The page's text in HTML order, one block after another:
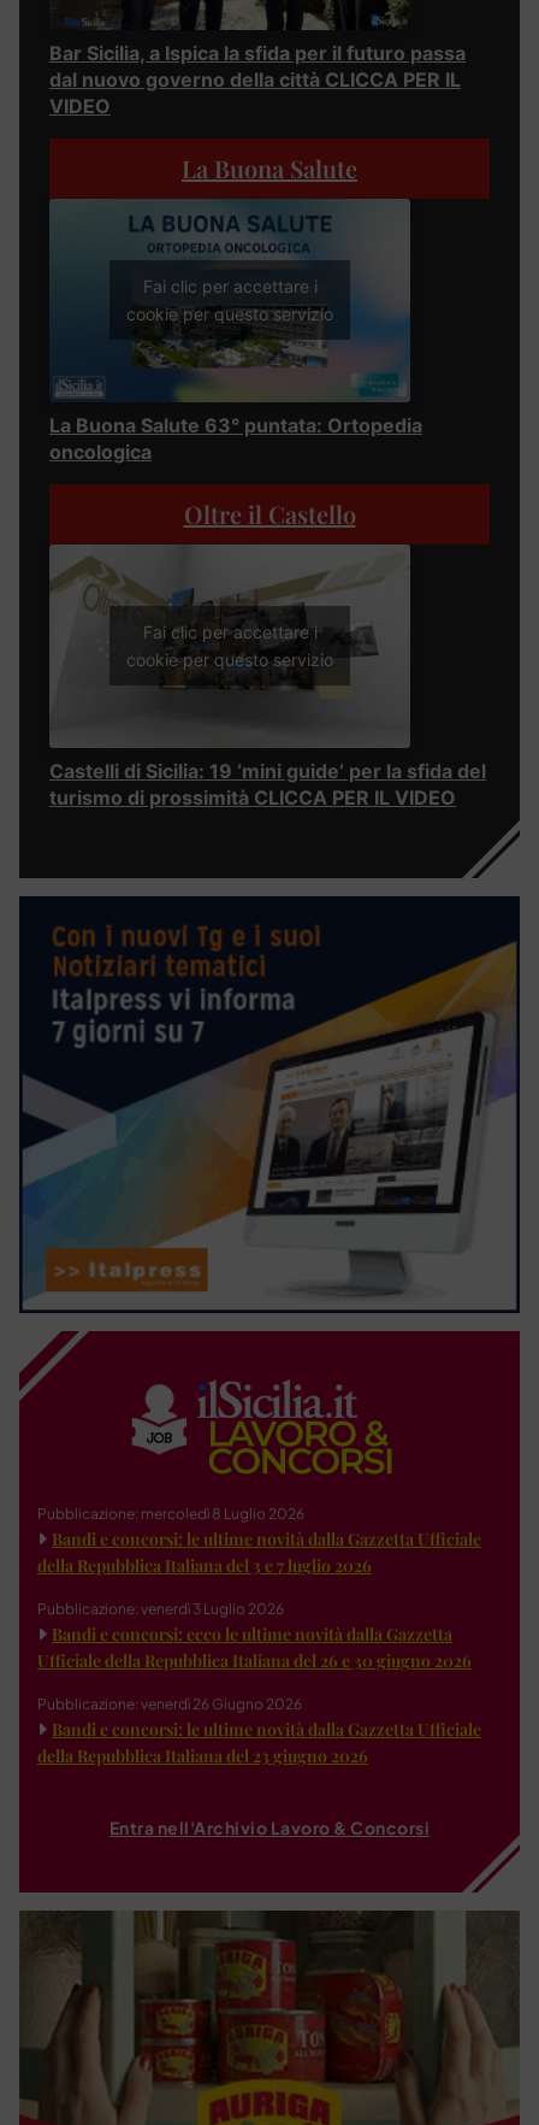
Bar Sicilia, a Ispica la sfida per il futuro passa
dal nuovo governo della città CLICCA PER IL
VIDEO
La Buona Salute
Fai clic per accettare i
cookie per questo servizio
La Buona Salute 63° puntata: Ortopedia
oncologica
Oltre il Castello
Fai clic per accettare i
cookie per questo servizio
Castelli di Sicilia: 19 ‘mini guide’ per la sfida del
turismo di prossimità CLICCA PER IL VIDEO
Pubblicazione: mercoledì 8 Luglio 2026
Bandi e concorsi: le ultime novità dalla Gazzetta Ufficiale
della Repubblica Italiana del 3 e 7 luglio 2026
Pubblicazione: venerdì 3 Luglio 2026
Bandi e concorsi: ecco le ultime novità dalla Gazzetta
Ufficiale della Repubblica Italiana del 26 e 30 giugno 2026
Pubblicazione: venerdì 26 Giugno 2026
Bandi e concorsi: le ultime novità dalla Gazzetta Ufficiale
della Repubblica Italiana del 23 giugno 2026
Entra nell'Archivio Lavoro & Concorsi